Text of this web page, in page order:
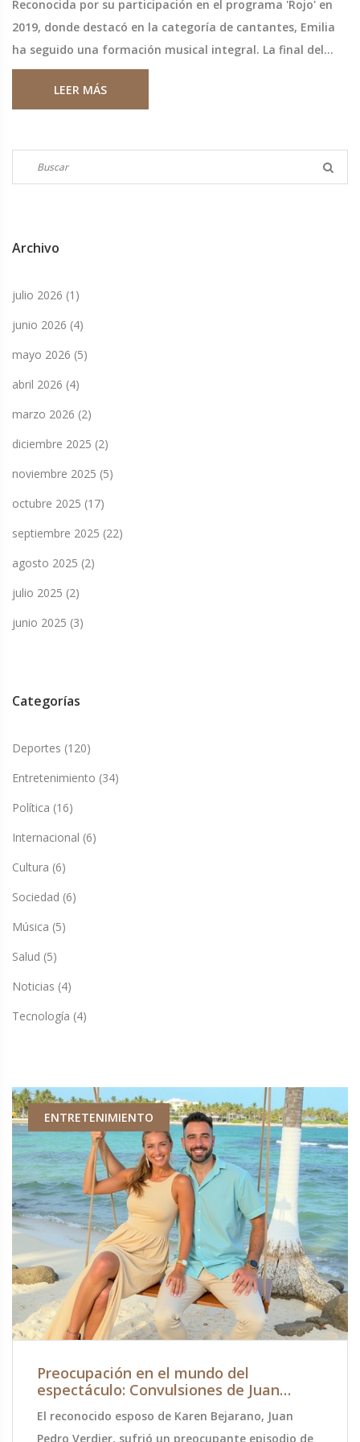
Reconocida por su participación en el programa 'Rojo' en
2019, donde destacó en la categoría de cantantes, Emilia
ha seguido una formación musical integral. La final del
certamen se celebrará el 16 de noviembre en Ciudad de
LEER MÁS
Archivo
julio 2026 (1)
junio 2026 (4)
mayo 2026 (5)
abril 2026 (4)
marzo 2026 (2)
diciembre 2025 (2)
noviembre 2025 (5)
octubre 2025 (17)
septiembre 2025 (22)
agosto 2025 (2)
julio 2025 (2)
junio 2025 (3)
Categorías
Deportes (120)
Entretenimiento (34)
Política (16)
Internacional (6)
Cultura (6)
Sociedad (6)
Música (5)
Salud (5)
Noticias (4)
Tecnología (4)
ENTRETENIMIENTO
Preocupación en el mundo del
espectáculo: Convulsiones de Juan
salud
El reconocido esposo de Karen Bejarano, Juan
Pedro Verdier, sufrió un preocupante episodio de